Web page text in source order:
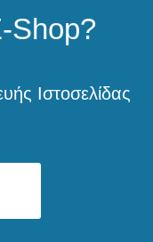
Shop?
Ιστοσελίδας